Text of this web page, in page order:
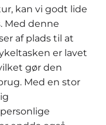
kan vi godt lide
Med denne
af plads til at
er lavet
gør den
Med en stor